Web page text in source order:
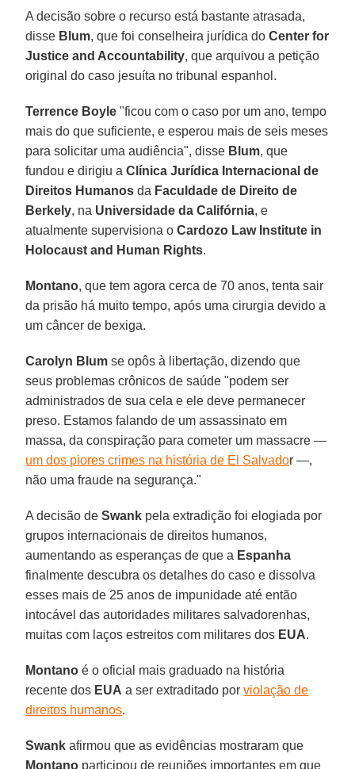
A decisão sobre o recurso está bastante atrasada,
disse Blum, que foi conselheira jurídica doCenter for
Justice and Accountability, que arquivou a petição
original do caso jesuíta no tribunal espanhol.
Terrence Boyle "ficou com o caso por um ano, tempo
mais do que suficiente, e esperou mais de seis meses
para solicitar uma audiência", disse Blum, que
fundou e dirigiu aClínica Jurídica Internacional de
Direitos Humanos da Faculdade de Direito de
Berkely, na Universidade da Califórnia, e
atualmente supervisiona oCardozo Law Institute in
Holocaust and Human Rights.
Montano, que tem agora cerca de 70 anos, tenta sair
da prisão há muito tempo, após uma cirurgia devido a
um câncer de bexiga.
Carolyn Blum se opôs à libertação, dizendo que
seus problemas crônicos de saúde "podem ser
administrados de sua cela e ele deve permanecer
preso. Estamos falando de um assassinato em
massa, da conspiração para cometer um massacre —
um dos piores crimes na história de El Salvador —,
não uma fraude na segurança."
A decisão deSwank pela extradição foi elogiada por
grupos internacionais de direitos humanos,
aumentando as esperanças de que a Espanha
finalmente descubra os detalhes do caso e dissolva
esses mais de 25 anos de impunidade até então
intocável das autoridades militares salvadorenhas,
muitas com laços estreitos com militares dos EUA.
Montano é o oficial mais graduado na história
recente dos EUA a ser extraditado porviolação de
direitos humanos.
Swank afirmou que as evidências mostraram que
Montano participou de reuniões importantes em que